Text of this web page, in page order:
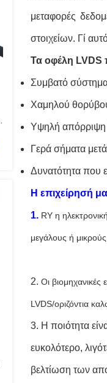
μεταφορές
στοιχείων. Γί
Τα οφέλη LVDS
Συμβατό
Χαμηλού
Υψηλή
Γερά σήματα
Δυνατότητα που
Η επιχείρησή
1. RY η
μεγάλους ή
2. Οι
LVDS/οριζόντια
3. Η ποιότητα
ευκολότερο,
βελτίωση των